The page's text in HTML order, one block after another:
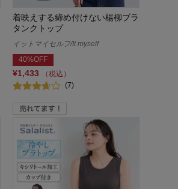
着映えする締め付けない楊柳ブラ
タンクトップ
イットマイセルフ/It myself
40%OFF
¥1,433
（税込）
(7)